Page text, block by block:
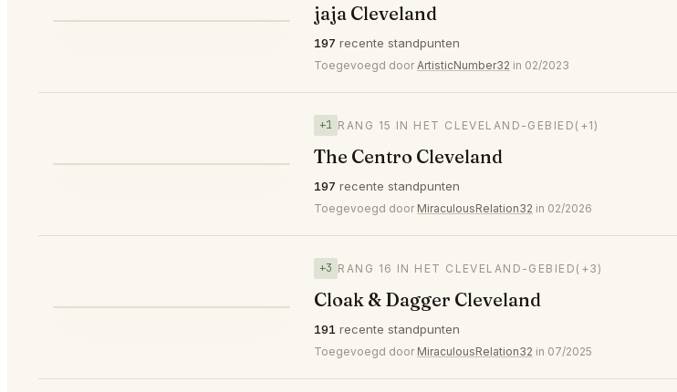
jaja Cleveland
197 recente standpunten
Toegevoegd door ArtisticNumber32 in 02/2023
+1 RANG 15 IN HET CLEVELAND-GEBIED (+1)
The Centro Cleveland
197 recente standpunten
Toegevoegd door MiraculousRelation32 in 02/2026
+3 RANG 16 IN HET CLEVELAND-GEBIED (+3)
Cloak & Dagger Cleveland
191 recente standpunten
Toegevoegd door MiraculousRelation32 in 07/2025